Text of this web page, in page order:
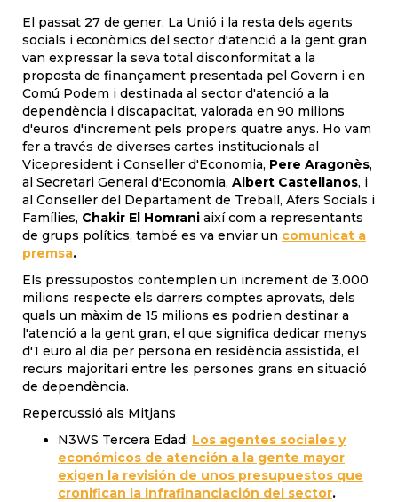
El passat 27 de gener, La Unió i la resta dels agents
socials i econòmics del sector d'atenció a la gent gran
van expressar la seva total disconformitat a la
proposta de finançament presentada pel Govern i en
Comú Podem i destinada al sector d'atenció a la
dependència i discapacitat, valorada en 90 milions
d'euros d'increment pels propers quatre anys. Ho vam
fer a través de diverses cartes institucionals al
Vicepresident i Conseller d'Economia, Pere Aragonès,
al Secretari General d'Economia, Albert Castellanos, i
al Conseller del Departament de Treball, Afers Socials i
Famílies, Chakir El Homrani així com a representants
de grups polítics, també es va enviar un comunicat a
premsa.
Els pressupostos contemplen un increment de 3.000
milions respecte els darrers comptes aprovats, dels
quals un màxim de 15 milions es podrien destinar a
l'atenció a la gent gran, el que significa dedicar menys
d'1 euro al dia per persona en residència assistida, el
recurs majoritari entre les persones grans en situació
de dependència.
Repercussió als Mitjans
N3WS Tercera Edad: Los agentes sociales y
económicos de atención a la gente mayor
exigen la revisión de unos presupuestos que
cronifican la infrafinanciación del sector.